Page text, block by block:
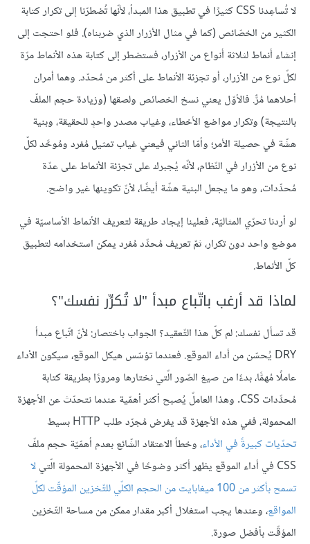
لا تُساعِدنا CSS كثيرًا في تطبيق هذا المبدأ، لأنّها تُضطرّنا إلى تكرار كتابة
الكثير من الخصّائص (كما في مثال الأزرار الذي ضربناه). فلو احتجت إلى
إنشاء أنماط لثلاثة أنواع من الأزرار، فستضطر إلى كتابة هذه الأنماط مرّة
لكلّ نوع من الأزرار، أو تجزئة الأنماط على أكثر من مُحدّد. وهما أمران
أحلاهما مُرٌّ. فالأوّل يعني نسخ الخصائص ولصقها (وزيادة حجم الملفّ
بالنتيجة) وتكرار مواضع الأخطاء، وغياب مصدر واحدٍ للحقيقة، وبنية
هشّة في حصيلة الأمر؛ وأمّا الثاني فيعني غياب تمثيل مُفرد ومُوحَّد لكلّ
نوع من الأزرار في النّظام، لأنّه يُجبرك على تجزئة الأنماط على عدّة
مُحدِّدات، وهو ما يجعل البنية هشّة أيضًا، لأنّ تكوينها غير واضح.
لو أردنا تحرّي المثاليّة، فعلينا إيجاد طريقة لتعريف الأنماط الأساسيّة في
موضع واحد دون تكرار، ثمّ تعريف مُحدِّد مُفرد يمكن استخدامه لتطبيق
كلّ الأنماط.
لماذا قد أرغب باتّباع مبدأ "لا تُكرِّر نفسك"؟
قد تسأل نفسك: لم كلّ هذا التّعقيد؟ الجواب باختصار: لأنّ اتّباع مبدأ
DRY يُحسّن من أداء الموقع. فعندما تؤسّس هيكل الموقع، سيكون الأداء
عاملًا مُهمًّا، بدءًا من صيغ الصّور الّتي نختارها ومرورًا بطريقة كتابة
مُحدِّدات CSS. وهذا العاملّ يُصبح أكثر أهمّية عندما نتحدّث عن الأجهزة
المحمولة، ففي هذه الأجهزة قد يفرض مُجرّد طلب HTTP بسيط
تحدّيات كبيرةً في الأداء، وخطأ الاعتقاد الشّائع بعدم أهمّيّة حجم ملفّ
CSS في أداء الموقع يظهر أكثر وضوحًا في الأجهزة المحمولة الّتي
لا
تسمح بأكثر من 100 ميغابايت من الحجم الكلّي للتّخزين المؤقّت لكلّ
المواقع، وعندها يجب استغلال أكبر مقدار ممكن من مساحة التّخزين
المؤقّت بأفضل صورة.